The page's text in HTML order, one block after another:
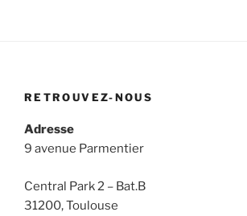
RETROUVEZ-NOUS
Adresse
9 avenue Parmentier
Central Park 2 – Bat.B
31200, Toulouse